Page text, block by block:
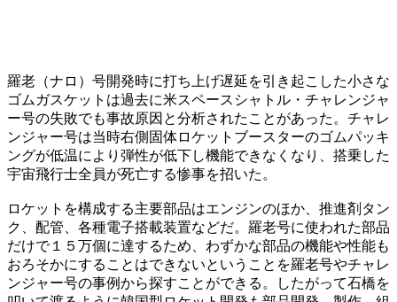
羅老（ナロ）号開発時に打ち上げ遅延を引き起こした小さな
ゴムガスケットは過去に米スペースシャトル・チャレンジャ
ー号の失敗でも事故原因と分析されたことがあった。チャレ
ンジャー号は当時右側固体ロケットブースターのゴムパッキ
ングが低温により弾性が低下し機能できなくなり、搭乗した
宇宙飛行士全員が死亡する惨事を招いた。
ロケットを構成する主要部品はエンジンのほか、推進剤タン
ク、配管、各種電子搭載装置などだ。羅老号に使われた部品
だけで１５万個に達するため、わずかな部品の機能や性能も
おろそかにすることはできないということを羅老号やチャレ
ンジャー号の事例から探すことができる。したがって石橋を